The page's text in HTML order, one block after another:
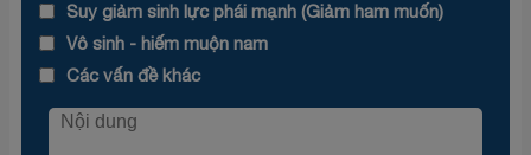
Suy giảm sinh lực phái mạnh (Giảm ham muốn)
Vô sinh - hiếm muộn nam
Các vấn đề khác